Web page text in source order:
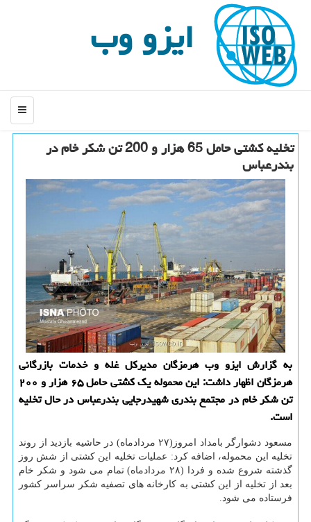
ایزو وب
منو
تخلیه كشتی حامل 65 هزار و 200 تن شكر خام در
بندرعباس
به گزارش ایزو وب هرمزگان مدیركل غله و خدمات بازرگانی
هرمزگان اظهار داشت: این محموله یك كشتی حامل ۶۵ هزار و ۲۰۰
تن شكر خام در مجتمع بندری شهیدرجایی بندرعباس در حال تخلیه
است.
مسعود دشوارگر بامداد امروز(۲۷ مردادماه) در حاشیه بازدید از روند
تخلیه این محموله، اضافه کرد: عملیات تخلیه این کشتی از شش روز
گذشته شروع شده و فردا (۲۸ مردادماه) تمام می شود و شکر خام
بعد از تخلیه از این کشتی به کارخانه های تصفیه شکر سراسر کشور
فرستاده می شود.